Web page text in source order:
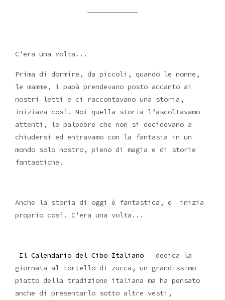
C'era una volta...
Prima di dormire, da piccoli, quando le nonne,
le mamme, i papà prendevano posto accanto ai
nostri letti e ci raccontavano una storia,
iniziava così. Noi quella storia l’ascoltavamo
attenti, le palpebre che non si decidevano a
chiudersi ed entravamo con la fantasia in un
mondo solo nostro, pieno di magia e di storie
fantastiche.
Anche la storia di oggi è fantastica, e inizia
proprio così. C'era una volta...
Il Calendario del Cibo Italiano dedica la
giornata al tortello di zucca, un grandissimo
piatto della tradizione italiana ma ha pensato
anche di presentarlo sotto altre vesti,